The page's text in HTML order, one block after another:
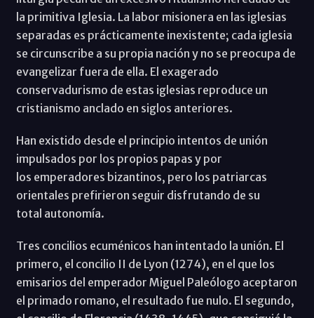
la primitiva Iglesia. La labor misionera en las iglesias
separadas es prácticamente inexistente; cada iglesia
se circunscribe a su propia nación y no se preocupa de
evangelizar fuera de ella. El exagerado
conservadurismo de estas iglesias reproduce un
cristianismo anclado en siglos anteriores.
Han existido desde el principio intentos de unión
impulsados por los propios papas y por
los emperadores bizantinos, pero los patriarcas
orientales prefirieron seguir disfrutando de su
total autonomía.
Tres concilios ecuménicos han intentado la unión. El
primero, el concilio II de Lyon (1274), en el que los
emisarios del emperador Miguel Paleólogo aceptaron
el primado romano, el resultado fue nulo. El segundo,